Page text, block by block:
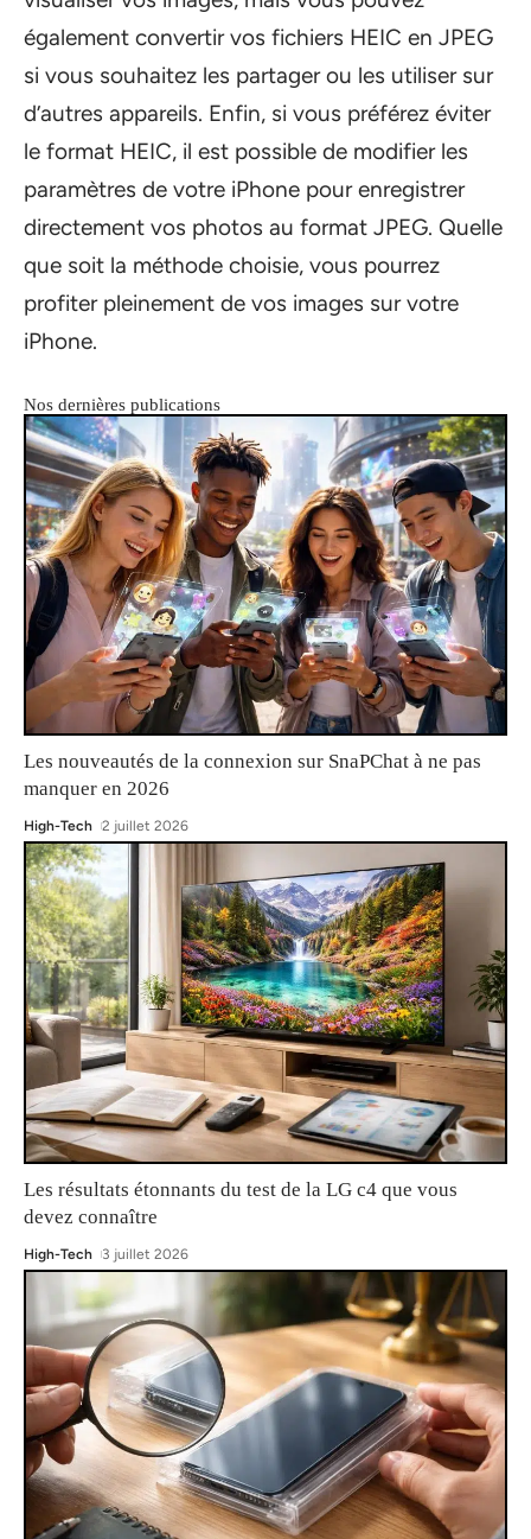
également convertir vos fichiers HEIC en JPEG
si vous souhaitez les partager ou les utiliser sur
d’autres appareils. Enfin, si vous préférez éviter
le format HEIC, il est possible de modifier les
paramètres de votre iPhone pour enregistrer
directement vos photos au format JPEG. Quelle
que soit la méthode choisie, vous pourrez
profiter pleinement de vos images sur votre
iPhone.
Nos dernières publications
Les nouveautés de la connexion sur SnaPChat à ne pas
manquer en 2026
High-Tech 2 juillet 2026
Les résultats étonnants du test de la LG c4 que vous
devez connaître
High-Tech 3 juillet 2026